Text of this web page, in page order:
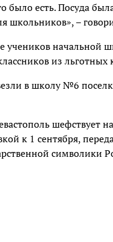
было есть. Посуда
школьников», –
учеников начальной
из льготных
в школу №6
шефствует
к 1 сентября,
символики